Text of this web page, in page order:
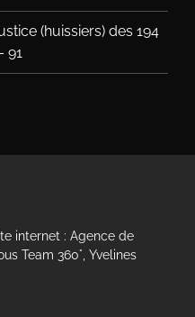
(huissiers) des 194
91
internet : Agence de
Team 360°, Yvelines